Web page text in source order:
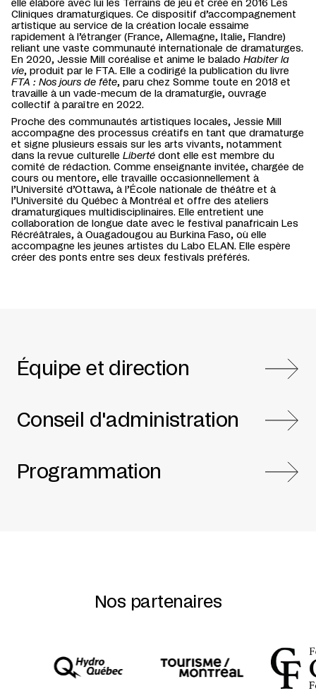
elle élabore avec lui les Terrains de jeu et crée en 2016 Les
Cliniques dramaturgiques. Ce dispositif d’accompagnement
artistique au service de la création locale essaime
rapidement à l’étranger (France, Allemagne, Italie, Flandre)
reliant une vaste communauté internationale de dramaturges.
En 2020, Jessie Mill coréalise et anime le balado Habiter la
vie, produit par le FTA. Elle a codirigé la publication du livre
FTA : Nos jours de fête, paru chez Somme toute en 2018 et
travaille à un vade-mecum de la dramaturgie, ouvrage
collectif à paraître en 2022.
Proche des communautés artistiques locales, Jessie Mill
accompagne des processus créatifs en tant que dramaturge
et signe plusieurs essais sur les arts vivants, notamment
dans la revue culturelle Liberté dont elle est membre du
comité de rédaction. Comme enseignante invitée, chargée de
cours ou mentore, elle travaille occasionnellement à
l’Université d’Ottawa, à l’École nationale de théâtre et à
l’Université du Québec à Montréal et offre des ateliers
dramaturgiques multidisciplinaires. Elle entretient une
collaboration de longue date avec le festival panafricain Les
Récréâtrales, à Ouagadougou au Burkina Faso, où elle
accompagne les jeunes artistes du Labo ELAN. Elle espère
créer des ponts entre ses deux festivals préférés.
Équipe et direction
Conseil d'administration
Programmation
Nos partenaires